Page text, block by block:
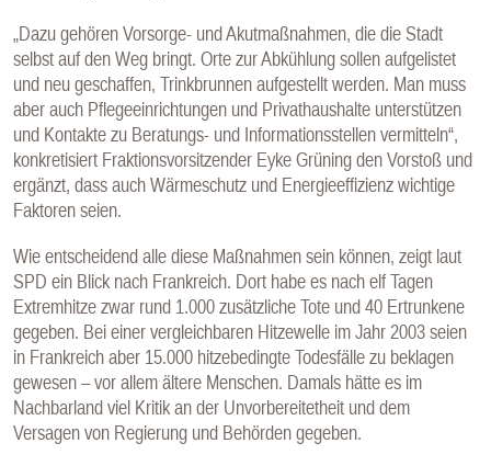
„Dazu gehören Vorsorge- und Akutmaßnahmen, die die Stadt
selbst auf den Weg bringt. Orte zur Abkühlung sollen aufgelistet
und neu geschaffen, Trinkbrunnen aufgestellt werden. Man muss
aber auch Pflegeeinrichtungen und Privathaushalte unterstützen
und Kontakte zu Beratungs- und Informationsstellen vermitteln“,
konkretisiert Fraktionsvorsitzender Eyke Grüning den Vorstoß und
ergänzt, dass auch Wärmeschutz und Energieeffizienz wichtige
Faktoren seien.
Wie entscheidend alle diese Maßnahmen sein können, zeigt laut
SPD ein Blick nach Frankreich. Dort habe es nach elf Tagen
Extremhitze zwar rund 1.000 zusätzliche Tote und 40 Ertrunkene
gegeben. Bei einer vergleichbaren Hitzewelle im Jahr 2003 seien
in Frankreich aber 15.000 hitzebedingte Todesfälle zu beklagen
gewesen – vor allem ältere Menschen. Damals hätte es im
Nachbarland viel Kritik an der Unvorbereitetheit und dem
Versagen von Regierung und Behörden gegeben.